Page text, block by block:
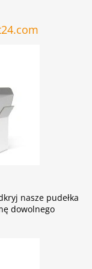
nasze pudełka
dowolnego